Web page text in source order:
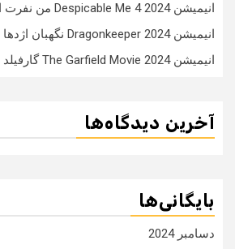
انیمیشن Despicable Me 4 2024 من نفرت انگیز 4
انیمیشن Dragonkeeper 2024 نگهبان اژدها
انیمیشن The Garfield Movie 2024 گارفیلد
آخرین دیدگاه‌ها
بایگانی‌ها
دسامبر 2024